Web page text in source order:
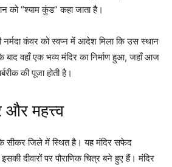
“श्याम कुंड” कहा जाता है।
नर्मदा कंवर को स्वप्न में आदेश मिला कि उस स्थान
बाद वहाँ एक भव्य मंदिर का निर्माण हुआ, जहाँ आज
की पूजा होती है।
और महत्त्व
सीकर जिले में स्थित है। यह मंदिर सफेद
दीवारों पर पौराणिक चित्र बने हुए हैं। मंदिर